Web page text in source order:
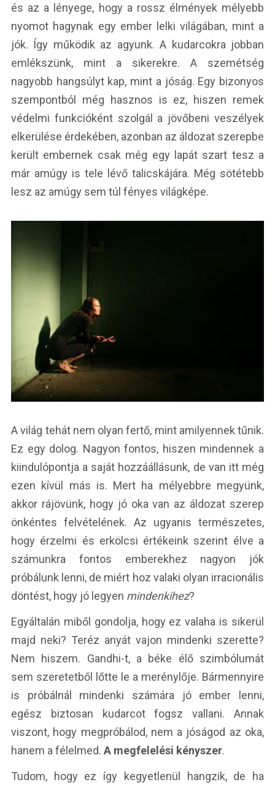
és az a lényege, hogy a rossz élmények mélyebb
nyomot hagynak egy ember lelki világában, mint a
jók. Így működik az agyunk. A kudarcokra jobban
emlékszünk, mint a sikerekre. A szemétség
nagyobb hangsúlyt kap, mint a jóság. Egy bizonyos
szempontból még hasznos is ez, hiszen remek
védelmi funkcióként szolgál a jövőbeni veszélyek
elkerülése érdekében, azonban az áldozat szerepbe
került embernek csak még egy lapát szart tesz a
már amúgy is tele lévő talicskájára. Még sötétebb
lesz az amúgy sem túl fényes világképe.
A világ tehát nem olyan fertő, mint amilyennek tűnik.
Ez egy dolog. Nagyon fontos, hiszen mindennek a
kiindulópontja a saját hozzáállásunk, de van itt még
ezen kívül más is. Mert ha mélyebbre megyünk,
akkor rájövünk, hogy jó oka van az áldozat szerep
önkéntes felvételének. Az ugyanis természetes,
hogy érzelmi és erkölcsi értékeink szerint élve a
számunkra fontos emberekhez nagyon jók
próbálunk lenni, de miért hoz valaki olyan irracionális
döntést, hogy jó legyen mindenkihez?
Egyáltalán miből gondolja, hogy ez valaha is sikerül
majd neki? Teréz anyát vajon mindenki szerette?
Nem hiszem. Gandhi-t, a béke élő szimbólumát
sem szeretetből lőtte le a merénylője. Bármennyire
is próbálnál mindenki számára jó ember lenni,
egész biztosan kudarcot fogsz vallani. Annak
viszont, hogy megpróbálod, nem a jóságod az oka,
hanem a félelmed. A megfelelési kényszer.
Tudom, hogy ez így kegyetlenül hangzik, de ha